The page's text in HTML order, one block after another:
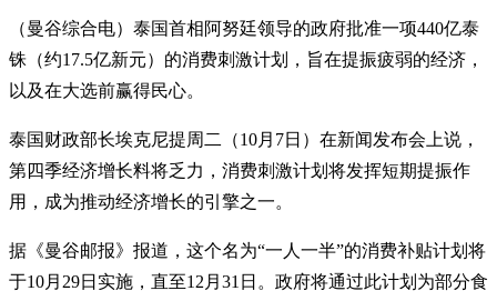
（曼谷综合电）泰国首相阿努廷领导的政府批准一项440亿泰
铢（约17.5亿新元）的消费刺激计划，旨在提振疲弱的经济，
以及在大选前赢得民心。
泰国财政部长埃克尼提周二（10月7日）在新闻发布会上说，
第四季经济增长料将乏力，消费刺激计划将发挥短期提振作
用，成为推动经济增长的引擎之一。
据《曼谷邮报》报道，这个名为“一人一半”的消费补贴计划将
于10月29日实施，直至12月31日。政府将通过此计划为部分食